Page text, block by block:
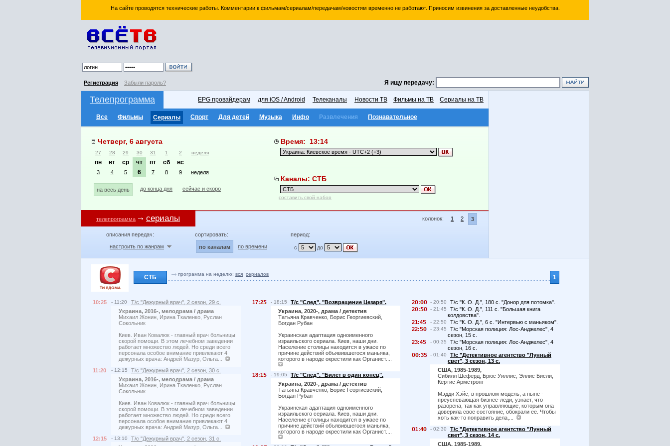
На сайте проводятся технические работы. Комментарии к фильмам/сериалам/передачам/новостям временно не работают. Приносим извинения за доставленные неудобства.
Регистрация Забыли пароль? Я ищу передачу:
Телепрограмма EPG провайдерам для iOS / Android Телеканалы Новости ТВ Фильмы на ТВ Сериалы на ТВ
Все Фильмы Сериалы Спорт Для детей Музыка Инфо Развлечения Познавательное
Четверг, 6 августа
27 28 29 30 31 1 2 неделя
пн вт ср чт пт сб вс
3 4 5 6 7 8 9 неделя
на весь день до конца дня сейчас и скоро
Время: 13:14
Каналы: СТБ
составить свой набор
телепрограмма сериалы колонок: 1 2 3
описания передач:
настроить по жанрам
сортировать:
по каналам по времени
период:
с до
СТБ программа на неделю: вся сериалов 1
10:25 - 11:20
Т/с "Дежурный врач", 2 сезон, 29 с.
Украина, 2016-, мелодрама / драма
Михаил Жонин, Ирина Ткаленко, Руслан
Сокольник
Киев. Иван Ковалюк - главный врач больницы
скорой помощи. В этом лечебном заведении
работает множество людей. Но среди всего
персонала особое внимание привлекают 4
дежурных врача: Андрей Мазур, Ольга...
11:20
- 12:15
Т/с "Дежурный врач", 2 сезон, 30 с.
Украина, 2016-, мелодрама / драма
Михаил Жонин, Ирина Ткаленко, Руслан
Сокольник
Киев. Иван Ковалюк - главный врач больницы
скорой помощи. В этом лечебном заведении
работает множество людей. Но среди всего
персонала особое внимание привлекают 4
дежурных врача: Андрей Мазур, Ольга...
12:15
- 13:10
Т/с "Дежурный врач", 2 сезон, 31 с.
17:2 - 18:15
Т/с "След". "Возвращение Цезаря".
Украина, 2020-, драма / детектив
Татьяна Кравченко, Борис Георгиевский,
Богдан Рубан
Украинская адаптация одноименного
израильского сериала. Киев, наши дни.
Население столицы находится в ужасе по
причине действий объявившегося маньяка,
которого в народе окрестили как Органист....
18:1 - 19:05
Т/с "След". "Билет в один конец".
Украина, 2020-, драма / детектив
Татьяна Кравченко, Борис Георгиевский,
Богдан Рубан
Украинская адаптация одноименного
израильского сериала. Киев, наши дни.
Население столицы находится в ужасе по
причине действий объявившегося маньяка,
которого в народе окрестили как Органист....
2 : - 20:50
Т/с "К. О. Д.", 180 с. "Донор для потомка".
2
: - 21:45
Т/с "К. О. Д.", 111 с. "Большая книга
колдовства".
21:4
- 22:50
Т/с "К. О. Д.", 6 с. "Интервью с маньяком".
22:
- 23:45
Т/с "Морская полиция: Лос-Анджелес", 4
сезон, 15 с.
23:4
- 00:35
Т/с "Морская полиция: Лос-Анджелес", 4
сезон, 16 с.
:3
- 01:40
Т/с "Детективное агентство "Лунный
свет", 3 сезон, 13 с.
США, 1985-1989,
Сибилл Шеферд, Брюс Уиллис, Эллис Бисли,
Кертис Армстронг
Мэдди Хэйс, в прошлом модель, а ныне -
преуспевающая бизнес-леди, узнает, что
разорена, так как управляющие, которым она
доверила свое состояние, обокрали ее. Чтобы
хоть как-то поправить дела,...
1:4
- 02:30
Т/с "Детективное агентство "Лунный
свет", 3 сезон, 14 с.
США, 1985-1989,